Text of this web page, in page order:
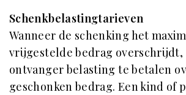
Schenkbelastingtarieven
Wanneer de schenking het
vrijgestelde bedrag overschrijdt,
ontvanger belasting te betalen
geschonken bedrag. Een kind of